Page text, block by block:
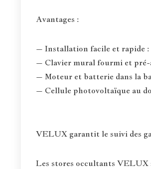
Avantages :
– Installation facile et rapide :
– Clavier mural fourmi et pré-
– Moteur et batterie dans la
– Cellule photovoltaïque au
VELUX garantit le suivi des
Les stores occultants VELUX